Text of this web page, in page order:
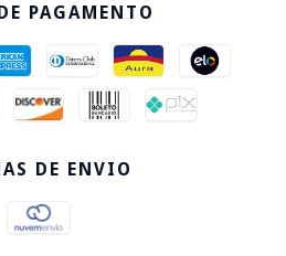
PAGAMENTO
DE ENVIO